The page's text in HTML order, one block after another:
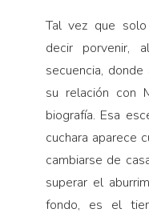
Tal vez que
decir porvenir,
secuencia,
su relación con
biografía. Esa
cuchara aparece
cambiarse de
superar el
fondo, es el